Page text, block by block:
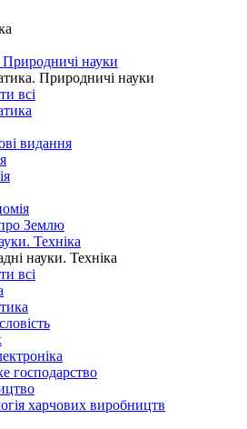
науки
Природничі науки
всі
видання
Землю
Техніка
науки. Техніка
всі
господарство
харчових виробництв